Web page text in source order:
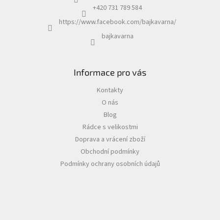
+420 731 789 584
https://www.facebook.com/bajkavarna/
bajkavarna
Informace pro vás
Kontakty
O nás
Blog
Rádce s velikostmi
Doprava a vrácení zboží
Obchodní podmínky
Podmínky ochrany osobních údajů